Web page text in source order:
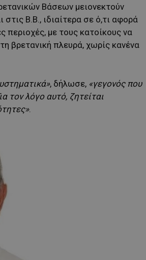
Βάσεων μειονεκτούν
Β.Β., ιδιαίτερα σε ό,τι αφορά
περιοχές, με τους κατοίκους να
βρετανική πλευρά, χωρίς κανένα
, δήλωσε, «γεγονός που
τον λόγο αυτό, ζητείται
.